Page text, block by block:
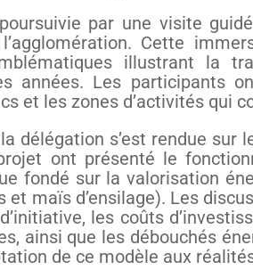
par une visite
Cette
illustrant la
années. Les participants
et les zones d’activités qui
la délégation s’est rendue
ont présenté le
fondé sur la valorisation
et maïs d’ensilage). Les
les coûts
ainsi que les débouchés
de ce modèle aux